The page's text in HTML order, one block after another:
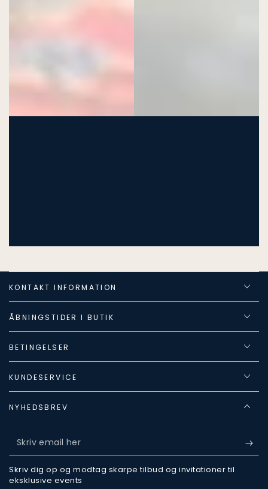
KONTAKT INFORMATION
ÅBNINGSTIDER I BUTIK
BETINGELSER
KUNDESERVICE
NYHEDSBREV
Skriv
email
her
Skriv dig op og modtag skarpe tilbud og invitationer til
eksklusive events